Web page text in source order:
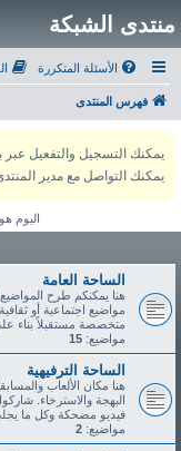
منتدى الشبكة
الأسئلة المتكررة
فهرس المنتدى
يمكنك التواصل مع مدير
اليوم هو
الساحة العامة
هنا يمكنكم طرح
مواضيع اجتماعية أو
متخصصة مستقبلاً بناء
مواضيع: 15
الساحة الترفيهية
هنا مكان الألعاب
البهجة والاسترخاء.
فيديو مضحكة وكل ما
مواضيع: 2